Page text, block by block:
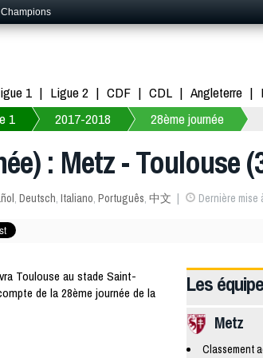
1 Ligue 2 CDF CDL Angleterre
1
2017-2018 28ème journée
: Metz - Toulouse
, Deutsch, Italiano, Português, 中文 Dernière mise
Toulouse au stade Saint-
de la 28ème journée de la
Les
Metz
Classement